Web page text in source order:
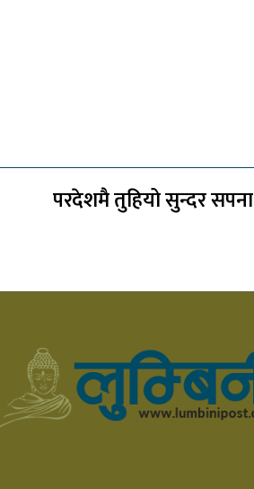
परदेशमै तुहियो सुन्दर सपना